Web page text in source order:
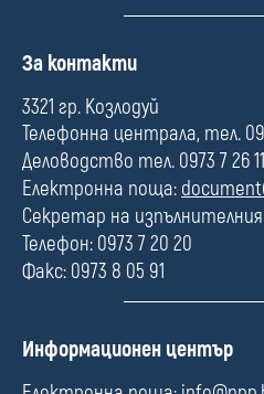
П
л
е
За контакти
3321 гр. Козлодуй
Телефонна централа, тел.
Деловодство тел. 0973 7 26
Електронна поща:
Секретар на
Телефон: 0973 7 20 20
Факс: 0973 8 05 91
П
л
Информационен център